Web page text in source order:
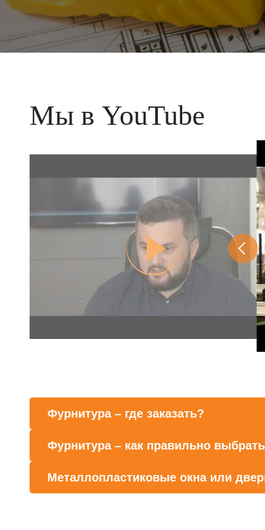
Мы в YouTube
Фурнитура – где заказать?
Фурнитура – как правильно
Металлопластиковые окна или